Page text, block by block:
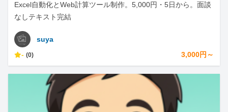
Excel自動化とWeb計算ツール制作。5,000円・5日から。面談
なしテキスト完結
suya
- (0) 3,000円～